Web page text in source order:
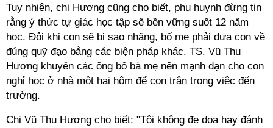
Tuy nhiên, chị Hương cũng cho biết, phụ huynh đừng tin
rằng ý thức tự giác học tập sẽ bền vững suốt 12 năm
học. Đôi khi con sẽ bị sao nhãng, bố mẹ phải đưa con về
đúng quỹ đạo bằng các biện pháp khác. TS. Vũ Thu
Hương khuyên các ông bố bà mẹ nên mạnh dạn cho con
nghỉ học ở nhà một hai hôm để con trân trọng việc đến
trường.
Chị Vũ Thu Hương cho biết: "Tôi không đe dọa hay đánh